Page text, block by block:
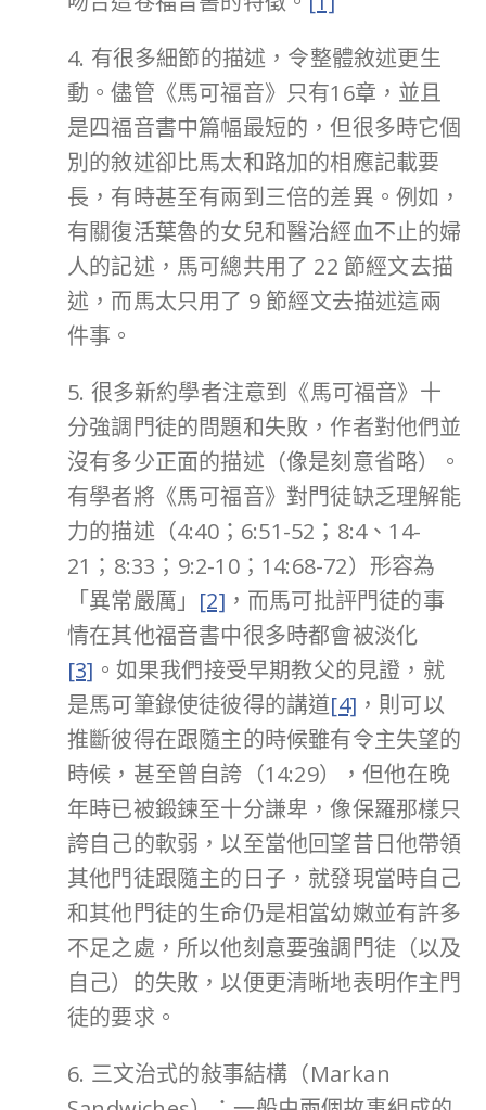
4. 有很多細節的描述，令整體敘述更生
動。儘管《馬可福音》只有16章，並且
是四福音書中篇幅最短的，但很多時它個
別的敘述卻比馬太和路加的相應記載要
長，有時甚至有兩到三倍的差異。例如，
有關復活葉魯的女兒和醫治經血不止的婦
人的記述，馬可總共用了 22 節經文去描
述，而馬太只用了 9 節經文去描述這兩
件事。
5. 很多新約學者注意到《馬可福音》十
分強調門徒的問題和失敗，作者對他們並
沒有多少正面的描述（像是刻意省略）。
有學者將《馬可福音》對門徒缺乏理解能
力的描述（4:40；6:51-52；8:4、14-
21；8:33；9:2-10；14:68-72）形容為
「異常嚴厲」 [2] ，而馬可批評門徒的事
情在其他福音書中很多時都會被淡化
[3] 。如果我們接受早期教父的見證，就
是馬可筆錄使徒彼得的講道[4] ，則可以
推斷彼得在跟隨主的時候雖有令主失望的
時候，甚至曾自誇（14:29），但他在晚
年時已被鍛鍊至十分謙卑，像保羅那樣只
誇自己的軟弱，以至當他回望昔日他帶領
其他門徒跟隨主的日子，就發現當時自己
和其他門徒的生命仍是相當幼嫩並有許多
不足之處，所以他刻意要強調門徒（以及
自己）的失敗，以便更清晰地表明作主門
徒的要求。
6. 三文治式的敍事結構（Markan